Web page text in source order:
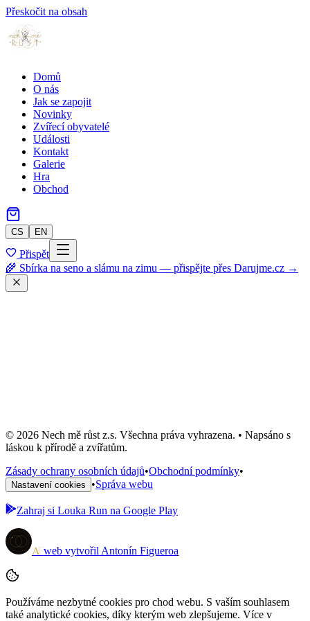
Přeskočit na obsah
Domů
O nás
Jak se zapojit
Novinky
Zvířecí obyvatelé
Události
Kontakt
Galerie
Hra
Obchod
CS EN
Přispět
🌾 Sbírka na seno a slámu na zimu — přispějte přes Darujme.cz →
© 2026 Nech mě růst z.s. Všechna práva vyhrazena. • Napsáno s
láskou k přírodě a zvířatům.
Zásady ochrany osobních údajů•Obchodní podmínky•
Nastavení cookies •Správa webu
Zahraj si Louka Run na Google Play
AFweb vytvořil Antonín Figueroa
Používáme nezbytné cookies pro chod webu. S vaším souhlasem
také analytické cookies, díky kterým web zlepšujeme. Více v